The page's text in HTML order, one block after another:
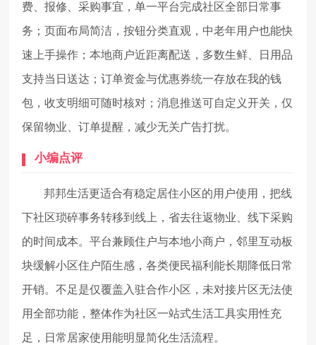
费、报修、采购事宜，单一平台完成社区全部日常事
务；页面布局简洁，按钮分类直观，中老年用户也能快
速上手操作；本地商户近距离配送，多数生鲜、日用品
支持当日送达；订单资金与优惠券统一存放在我的钱
包，收支明细可随时核对；消息推送可自定义开关，仅
保留物业、订单提醒，减少无关广告打扰。
小编点评
邦邦生活更适合有稳定居住小区的用户使用，把线
下社区琐碎事务转移到线上，省去往返物业、线下采购
的时间成本。平台兼顾住户与本地小商户，邻里互动板
块缓解小区住户陌生感，各类便民福利能长期降低日常
开销。不足是仅覆盖入驻合作小区，未对接片区无法使
用全部功能，整体作为社区一站式生活工具实用性充
足，日常居家使用能明显简化生活流程。